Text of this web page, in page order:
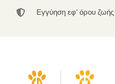
 Εγγύηση εφ’ όρου ζωής